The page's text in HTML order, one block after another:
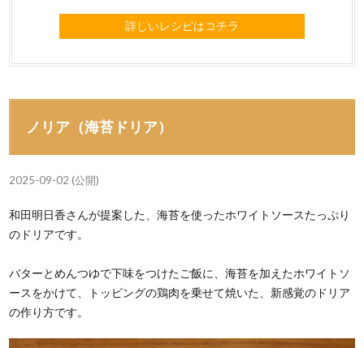
詳しいレシピはコチラ
ノリア（海苔ドリア）
2025-09-02 (公開)
和田明日香さんが提案した、海苔を使ったホワイトソースたっぷり
のドリアです。
バターとめんつゆで下味をつけたご飯に、海苔を加えたホワイトソ
ースをかけて、トッピングの鶏肉を乗せて焼いた、新感覚のドリア
の作り方です。